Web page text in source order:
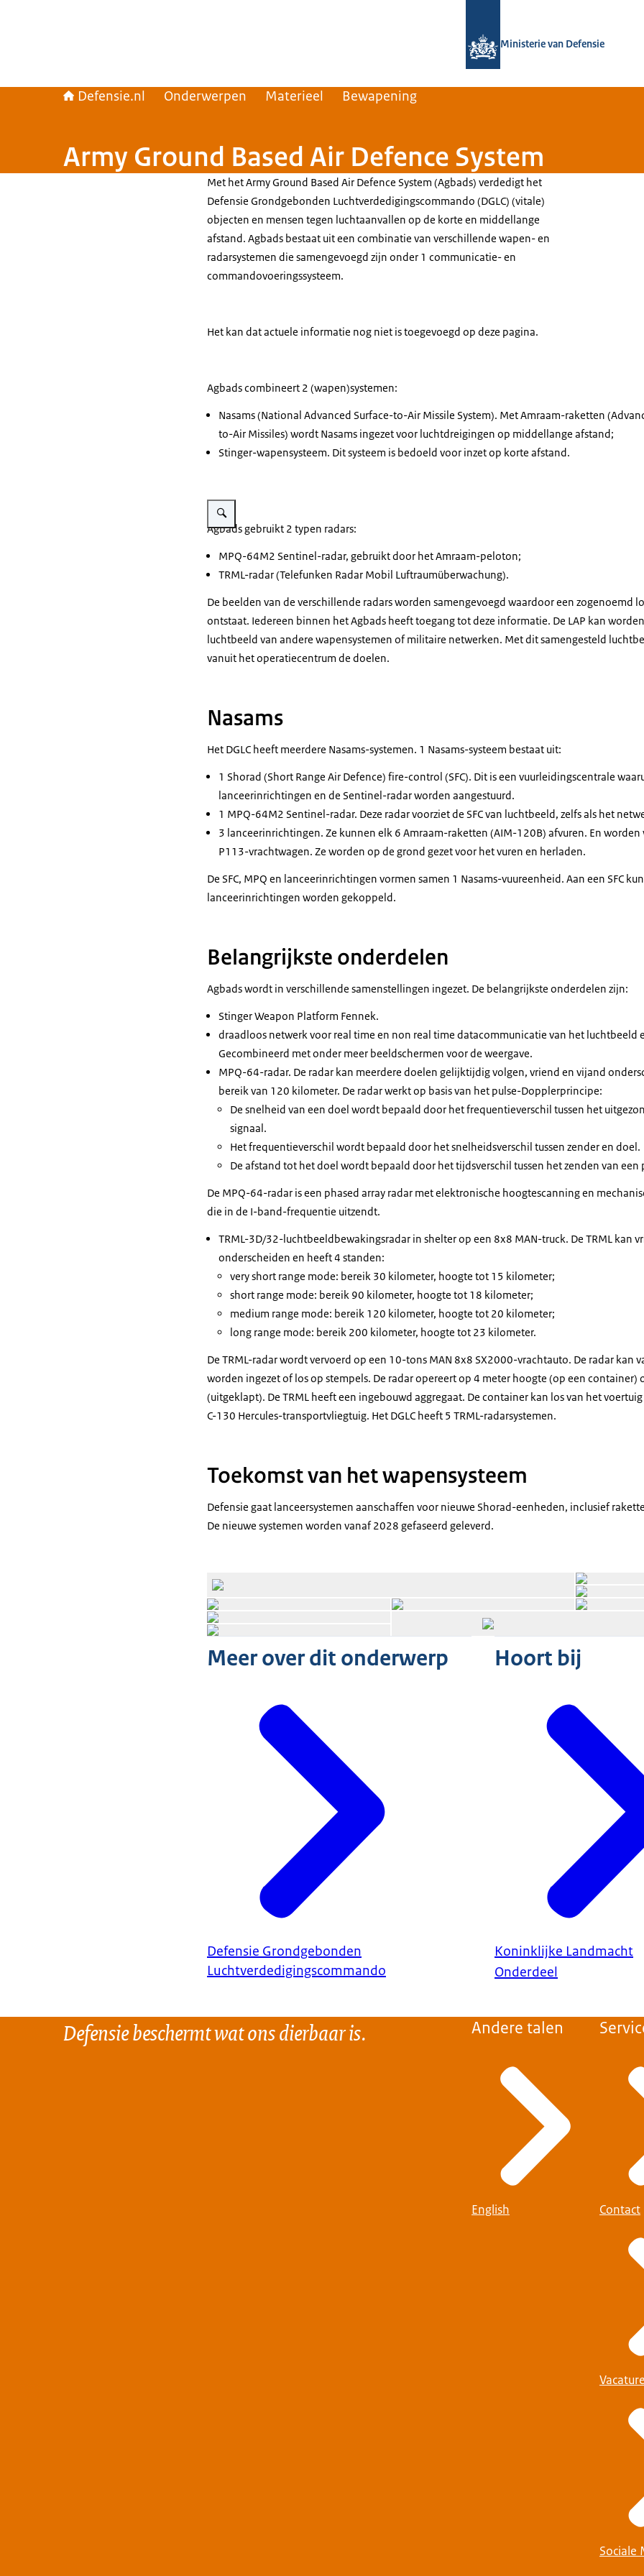
Ministerie van Defensie
Defensie.nl Onderwerpen Materieel Bewapening
Army Ground Based Air Defence System
Met hetArmy Ground Based Air Defence System (Agbads) verdedigt het
Defensie Grondgebonden Luchtverdedigingscommando (DGLC) (vitale)
objecten en mensen tegen luchtaanvallen op de korte en middellange
afstand. Agbads bestaat uit een combinatie van verschillende wapen- en
radarsystemen die samengevoegd zijn onder 1 communicatie- en
commandovoeringssysteem.
Het kan dat actuele informatie nog niet is toegevoegd op deze pagina.
Agbads combineert 2 (wapen)systemen:
Nasams (National Advanced Surface-to-Air Missile System). Met Amraam-raketten (
to-Air Missiles) wordt Nasams ingezet voor luchtdreigingen op middellange afstand;
Stinger-wapensysteem. Dit systeem is bedoeld voor inzet op korte afstand.
Vergroot afbeelding Militairen stellen een Amraam-lanceercontainer op.
Agbads gebruikt 2 typen radars:
MPQ-64M2 Sentinel-radar, gebruikt door het Amraam-peloton;
TRML-radar (Telefunken Radar Mobil Luftraumüberwachung).
De beelden van de verschillende radars worden samengevoegd waardoor een zogenoemd
ontstaat. Iedereen binnen het Agbads heeft toegang tot deze informatie. De LAP kan
luchtbeeld van andere wapensystemen of militaire netwerken. Met dit samengesteld
vanuit het operatiecentrum de doelen.
Nasams
Het DGLC heeft meerdere Nasams-systemen. 1 Nasams-systeem bestaat uit:
1 Shorad (Short Range Air Defence) fire-control (SFC). Dit is een vuurleidingscentrale
lanceerinrichtingen en de Sentinel-radar worden aangestuurd.
1 MPQ-64M2 Sentinel-radar. Deze radar voorziet de SFC van luchtbeeld, zelfs als het
3 lanceerinrichtingen. Ze kunnen elk 6 Amraam-raketten (AIM-120B) afvuren. En worden
P113-vrachtwagen. Ze worden op de grond gezet voor het vuren en herladen.
De SFC, MPQ en lanceerinrichtingen vormen samen 1 Nasams-vuureenheid. Aan een SFC
lanceerinrichtingen worden gekoppeld.
Belangrijkste onderdelen
Agbads wordt in verschillende samenstellingen ingezet. De belangrijkste onderdelen zijn:
Stinger Weapon Platform Fennek.
draadloos netwerk voor real time en non real time datacommunicatie van het luchtbeeld
Gecombineerd met onder meer beeldschermen voor de weergave.
MPQ-64-radar. De radar kan meerdere doelen gelijktijdig volgen, vriend en vijand
bereik van 120 kilometer. De radar werkt op basis van het pulse-Dopplerprincipe:
De snelheid van een doel wordt bepaald door het frequentieverschil tussen het
signaal.
Het frequentieverschil wordt bepaald door het snelheidsverschil tussen zender en doel.
De afstand tot het doel wordt bepaald door het tijdsverschil tussen het zenden van een
De MPQ-64-radar is een phased array radar met elektronische hoogtescanning en
die in de I-band-frequentie uitzendt.
TRML-3D/32-luchtbeeldbewakingsradar in shelter op een 8x8 MAN-truck. De TRML kan
onderscheiden en heeft 4 standen:
very short range mode: bereik 30 kilometer, hoogte tot 15 kilometer;
short range mode: bereik 90 kilometer, hoogte tot 18 kilometer;
medium range mode: bereik 120 kilometer, hoogte tot 20 kilometer;
long range mode: bereik 200 kilometer, hoogte tot 23 kilometer.
De TRML-radar wordt vervoerd op een 10-tons MAN 8x8 SX2000-vrachtauto. De radar kan
worden ingezet of los op stempels. De radar opereert op 4 meter hoogte (op een container)
(uitgeklapt). De TRML heeft een ingebouwd aggregaat. De container kan los van het
C-130 Hercules-transportvliegtuig. Het DGLC heeft 5 TRML-radarsystemen.
Toekomst van het wapensysteem
Defensie gaat lanceersystemen aanschaffen voor nieuwe Shorad-eenheden, inclusief
De nieuwe systemen worden vanaf 2028 gefaseerd geleverd.
Open de galerij
Open de galerij in vergrote weergave
Open de galerij
Open de galerij in vergrote weergave
Open de galerij in vergrote weergave
Meer over dit onderwerp
Defensie Grondgebonden
Luchtverdedigingscommando
Hoort bij
Koninklijke Landmacht
Onderdeel
Defensie beschermt wat ons dierbaar is. Andere talen
English Contact
Sociale